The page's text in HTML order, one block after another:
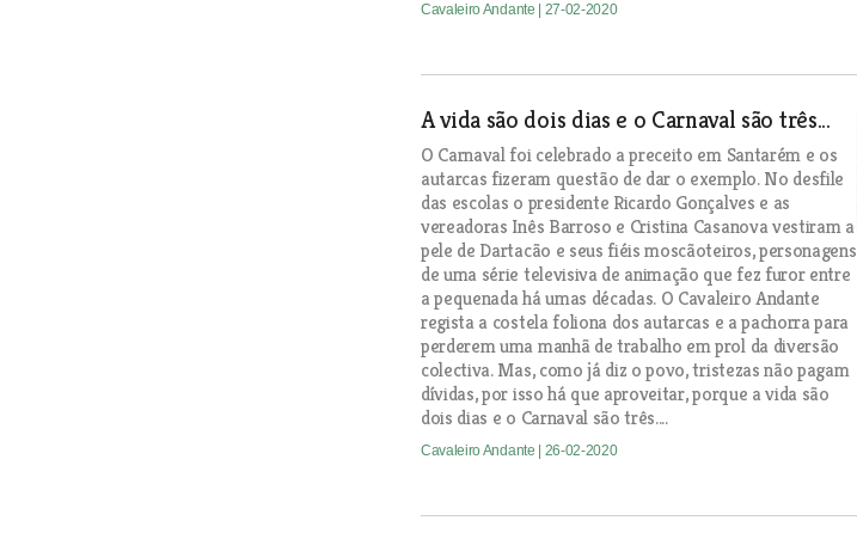
Cavaleiro Andante | 27-02-2020
A vida são dois dias e o Carnaval são três...
O Carnaval foi celebrado a preceito em Santarém e os
autarcas fizeram questão de dar o exemplo. No desfile
das escolas o presidente Ricardo Gonçalves e as
vereadoras Inês Barroso e Cristina Casanova vestiram a
pele de Dartacão e seus fiéis moscãoteiros, personagens
de uma série televisiva de animação que fez furor entre
a pequenada há umas décadas. O Cavaleiro Andante
regista a costela foliona dos autarcas e a pachorra para
perderem uma manhã de trabalho em prol da diversão
colectiva. Mas, como já diz o povo, tristezas não pagam
dívidas, por isso há que aproveitar, porque a vida são
dois dias e o Carnaval são três....
Cavaleiro Andante | 26-02-2020